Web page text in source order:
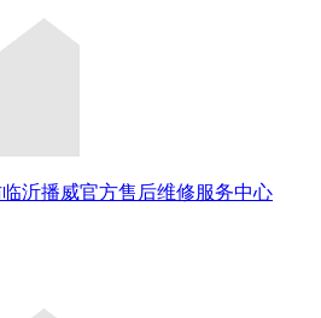
沂播威官方售后维修服务中心